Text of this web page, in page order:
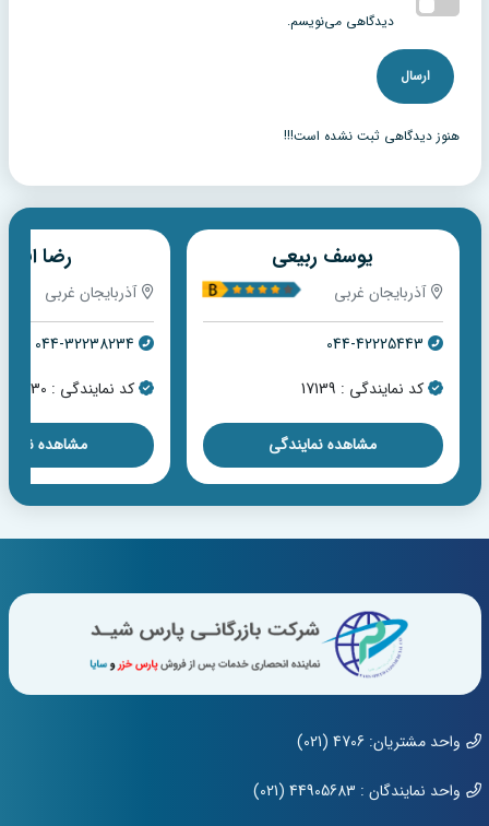
دیدگاهی می‌نویسم.
هنوز دیدگاهی ثبت نشده است!!!
یوسف ربیعی
آذربایجان غربی
044-42225443
کد نمایندگی : 17139
مشاهده نمایندگی
رضا افشار
آذربایجان غربی
044-32238234
کد نمایندگی : 17530
مشاهده نمایندگی
واحد مشتریان: 4706 (021)
واحد نمایندگان : 44905683 (021)